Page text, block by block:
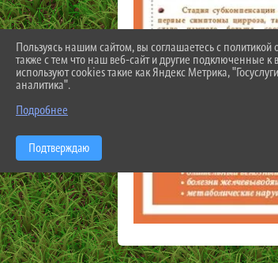
Пользуясь нашим сайтом, вы соглашаетесь с
также с тем что наш веб-сайт и другие подключенные к
используют cookies такие как Яндекс Метрика,
аналитика".
Подробнее
Подтверждаю